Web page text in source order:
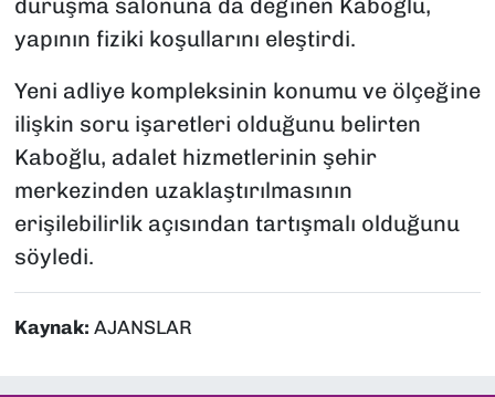
yapının fiziki koşullarını eleştirdi.
Yeni adliye kompleksinin konumu ve ölçeğine
ilişkin soru işaretleri olduğunu belirten
Kaboğlu, adalet hizmetlerinin şehir
merkezinden uzaklaştırılmasının
erişilebilirlik açısından tartışmalı olduğunu
söyledi.
Kaynak: AJANSLAR